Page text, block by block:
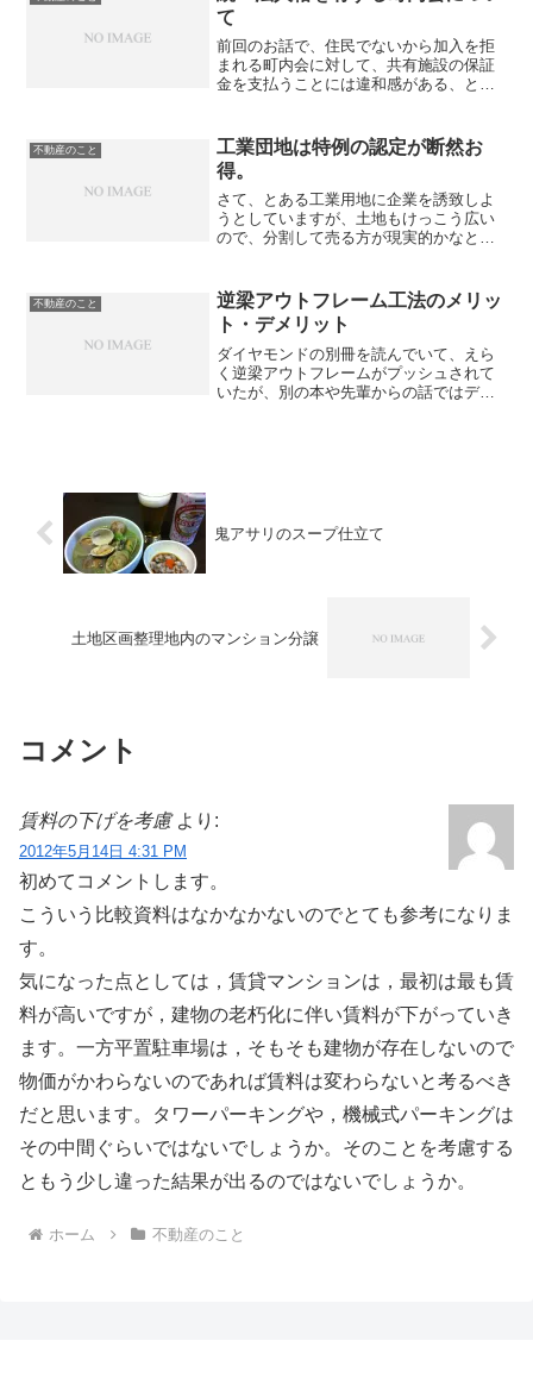
て
前回のお話で、住民でないから加入を拒
まれる町内会に対して、共有施設の保証
金を支払うことには違和感がある、とい
相談して、モヤモヤは解消されまし
た。 住宅団地の土地所有者が...
不動産のこと
工業団地は特例の認定が断然お
得。
さて、とある工業用地に企業を誘致しよ
うとしていますが、土地もけっこう広い
ので、分割して売る方が現実的かなと思
うやって分配するんだろう？その緑地は
工業立地法で規定される緑...
不動産のこと
逆梁アウトフレーム工法のメリッ
ト・デメリット
ダイヤモンドの別冊を読んでいて、えら
く逆梁アウトフレームがプッシュされて
いたが、別の本や先輩からの話ではデメ
鬼アサリのスープ仕立て
土地区画整理地内のマンション分譲
コメント
賃料の下げを考慮 より:
2012年5月14日 4:31 PM
初めてコメントします。
こういう比較資料はなかなかないのでとても参考になりま
す。
気になった点としては，賃貸マンションは，最初は最も賃
料が高いですが，建物の老朽化に伴い賃料が下がっていき
ます。一方平置駐車場は，そもそも建物が存在しないので
物価がかわらないのであれば賃料は変わらないと考るべき
だと思います。タワーパーキングや，機械式パーキングは
その中間ぐらいではないでしょうか。そのことを考慮する
ともう少し違った結果が出るのではないでしょうか。
ホーム 不動産のこと